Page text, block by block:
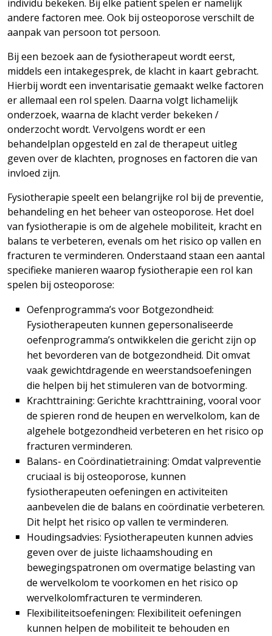
individu bekeken. Bij elke patiënt spelen er namelijk
andere factoren mee. Ook bij osteoporose verschilt de
aanpak van persoon tot persoon.
Bij een bezoek aan de fysiotherapeut wordt eerst,
middels een intakegesprek, de klacht in kaart gebracht.
Hierbij wordt een inventarisatie gemaakt welke factoren
er allemaal een rol spelen. Daarna volgt lichamelijk
onderzoek, waarna de klacht verder bekeken /
onderzocht wordt. Vervolgens wordt er een
behandelplan opgesteld en zal de therapeut uitleg
geven over de klachten, prognoses en factoren die van
invloed zijn.
Fysiotherapie speelt een belangrijke rol bij de preventie,
behandeling en het beheer van osteoporose. Het doel
van fysiotherapie is om de algehele mobiliteit, kracht en
balans te verbeteren, evenals om het risico op vallen en
fracturen te verminderen. Onderstaand staan een aantal
specifieke manieren waarop fysiotherapie een rol kan
spelen bij osteoporose:
Oefenprogramma’s voor Botgezondheid:
Fysiotherapeuten kunnen gepersonaliseerde
oefenprogramma’s ontwikkelen die gericht zijn op
het bevorderen van de botgezondheid. Dit omvat
vaak gewichtdragende en weerstandsoefeningen
die helpen bij het stimuleren van de botvorming.
Krachttraining: Gerichte krachttraining, vooral voor
de spieren rond de heupen en wervelkolom, kan de
algehele botgezondheid verbeteren en het risico op
fracturen verminderen.
Balans- en Coördinatietraining: Omdatvalpreventie
cruciaal is bij osteoporose, kunnen
fysiotherapeuten oefeningen en activiteiten
aanbevelen die de balans en coördinatie verbeteren.
Dit helpt het risico op vallen te verminderen.
Houdingsadvies: Fysiotherapeuten kunnen advies
geven over de juiste lichaamshouding en
bewegingspatronen om overmatige belasting van
de wervelkolom te voorkomen en het risico op
wervelkolomfracturen te verminderen.
Flexibiliteitsoefeningen: Flexibiliteit oefeningen
kunnen helpen de mobiliteit te behouden en